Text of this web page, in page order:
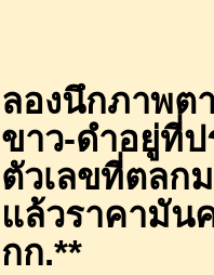
ลองนึกภาพต
ขาว-ดำอยู่ที่
ตัวเลขที่ตลก
แล้วราคามัน
กก.**